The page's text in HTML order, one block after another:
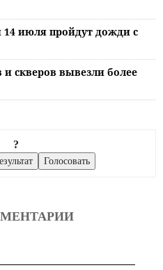
14 июля пройдут дожди с
и скверов вывезли более
?